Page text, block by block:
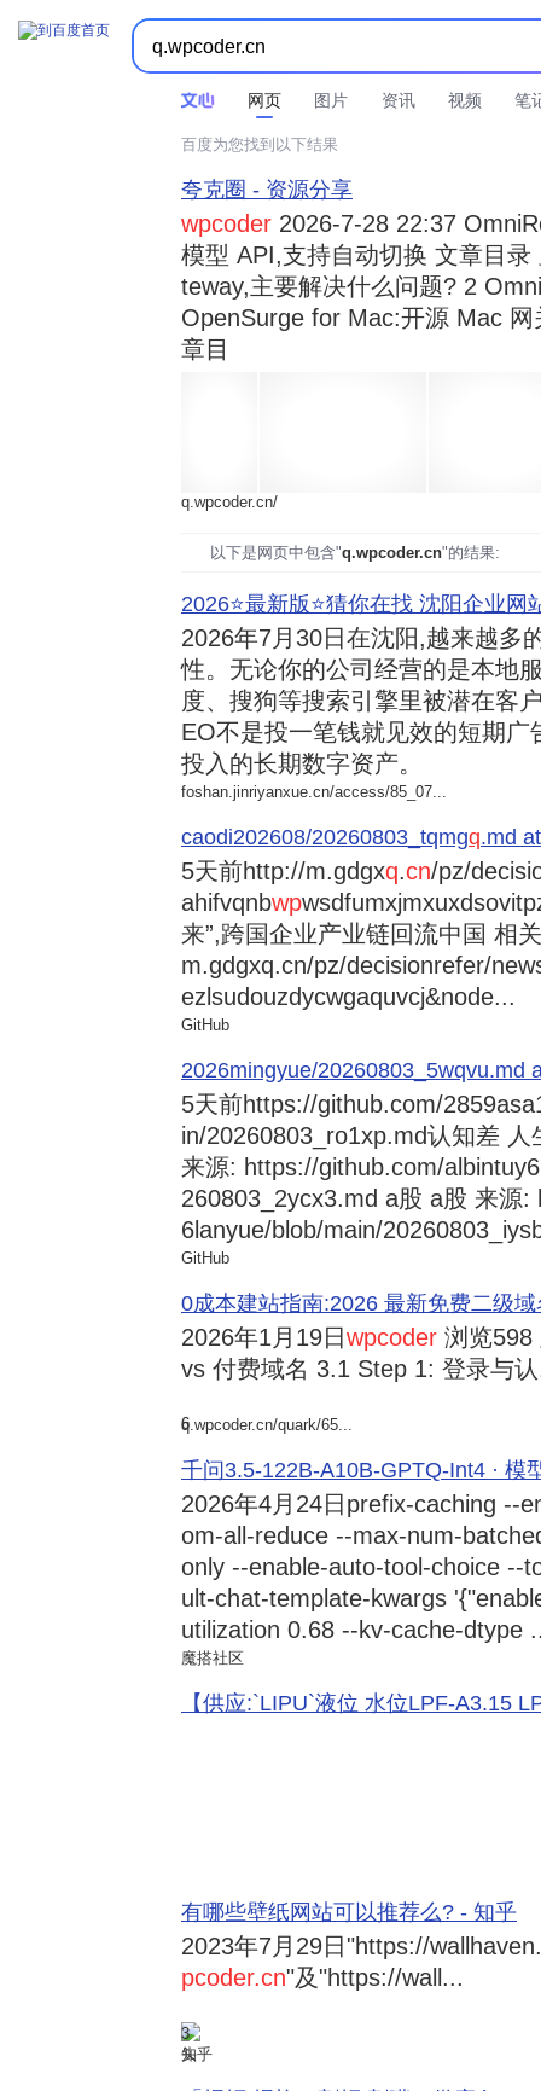
网页 图片 资讯 视频 笔
时间不限  所有网页和文件  站点内检索 
百度为您找到以下结果
夸克圈 - 资源分享
wpcoder 2026-7-28 22:37
模型 API,支持自动切换 文章目
teway,主要解决什么问题? 2
OpenSurge for Mac:开源 Mac
章目
q.wpcoder.cn/
以下是网页中包含"q.wpcoder.cn"的结果:
2026⭐️最新版⭐️猜你在找 沈阳企业网
2026年7月30日在沈阳,越来越多
性。无论你的公司经营的是本地
度、搜狗等搜索引擎里被潜在客
EO不是投一笔钱就见效的短期
投入的长期数字资产。
foshan.jinriyanxue.cn/access/85_07...
caodi202608/20260803_tqmgq.md
5天前http://m.gdgxq.cn/pz/
ahifvqnbwp
来”,跨国企业产业链回流中国 相
m.gdgxq.cn/pz/decisionrefer/
ezlsudouzdycwgaquvcj&node...
GitHub
2026mingyue/20260803_5wqvu.md
5天前https://github.com/
in/20260803_ro1xp.md认知差
来源: https://github.com/
260803_2ycx3.md a股 a股 来源
6lanyue/blob/main/
GitHub
0成本建站指南:2026 最新免费二级
2026年1月19日wpcoder 浏览598
vs 付费域名 3.1 Step 1: 登录与
6
q.wpcoder.cn/quark/65...
千问3.5-122B-A10B-GPTQ-Int4 · 模
2026年4月24日 prefix-caching --
om-all-reduce --max-num-
only --enable-auto-tool-choice --
ult-chat-template-kwargs
utilization 0.68 --kv-cache-dtype
魔搭社区
【供应:`LIPU`液位 水位LPF-A3.15
有哪些壁纸网站可以推荐么? - 知乎
2023年7月29日 "https://
pcoder.cn"及"https://wall...
3
知乎